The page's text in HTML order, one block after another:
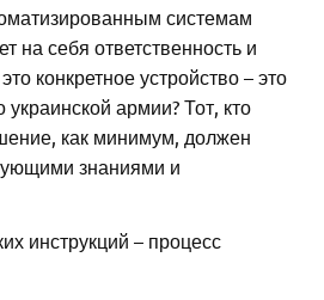
системам
на себя ответственность и
конкретное устройство – это
армии? Тот, кто
как минимум, должен
знаниями и
инструкций – процесс